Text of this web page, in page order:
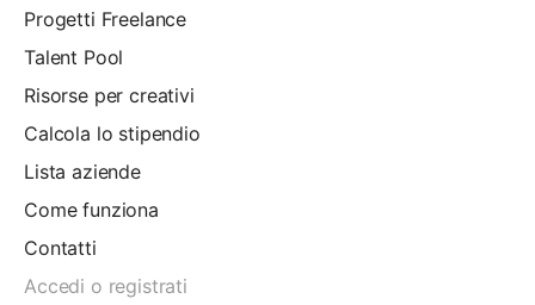
Progetti Freelance
Talent Pool
Risorse per creativi
Calcola lo stipendio
Lista aziende
Come funziona
Contatti
Accedi o registrati